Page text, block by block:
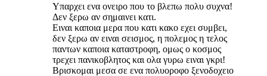
Υπαρχει ενα ονειρο που το βλεπω πολυ συχνα!
Δεν ξερω αν σημαινει κατι.
Ειναι καποια μερα που κατι κακο εχει συμβει,
δεν ξερω αν ειναι σεισμος, η πολεμος η τελος
παντων καποια καταστροφη, ομως ο κοσμος
τρεχει πανικοβλητος και ολα γυρω ειναι γκρι!
Βρισκομαι μεσα σε ενα πολυοροφο ξενοδοχειο